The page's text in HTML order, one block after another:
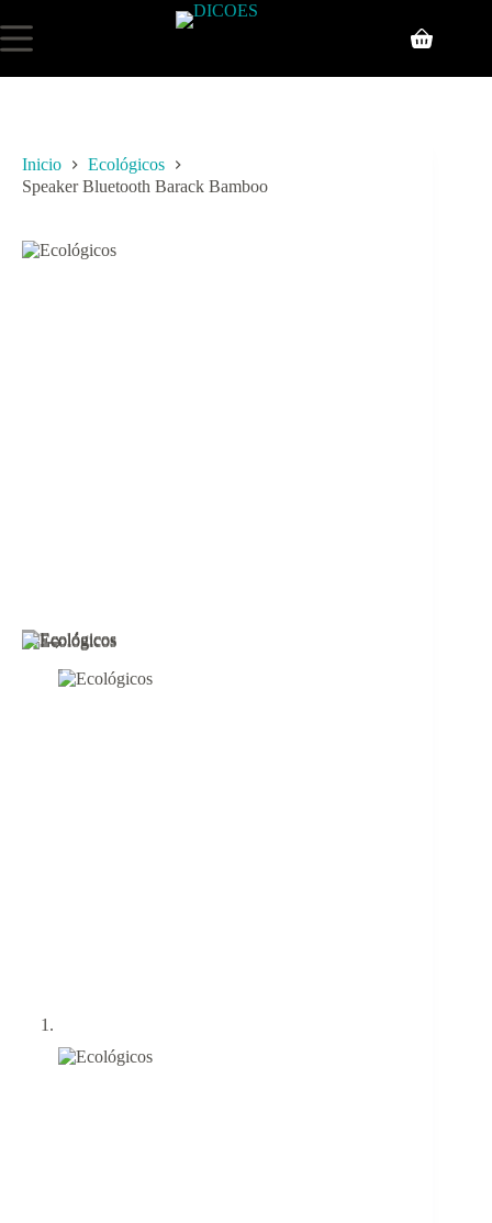
Inicio
Ecológicos
Speaker Bluetooth Barack Bamboo